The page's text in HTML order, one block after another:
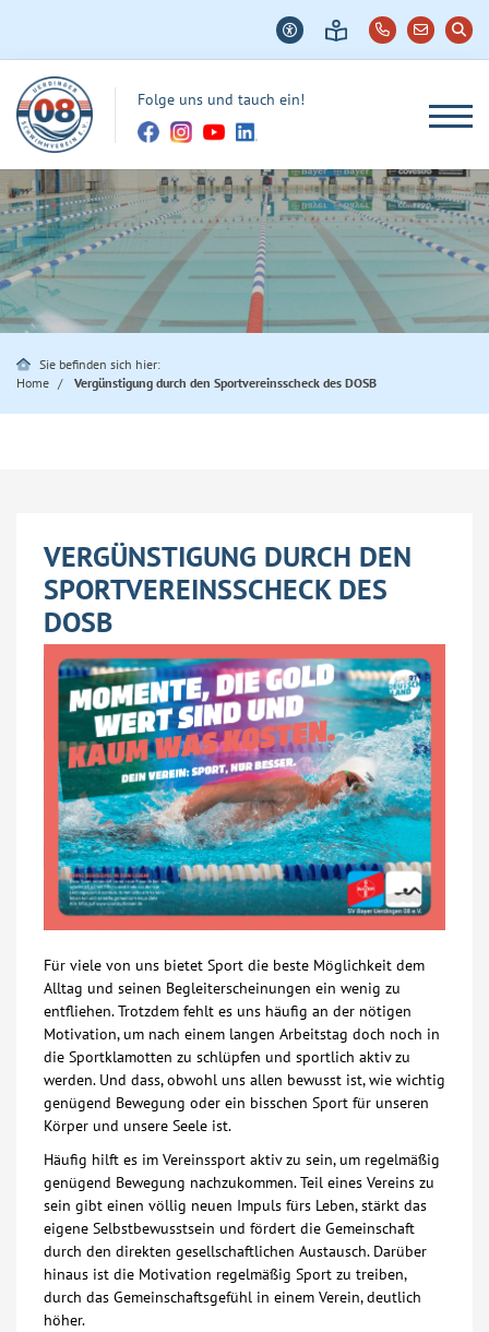
Folge uns und tauch ein!
Sie befinden sich hier:
Home
Vergünstigung durch den Sportvereinsscheck des DOSB
VERGÜNSTIGUNG DURCH DEN
SPORTVEREINSSCHECK DES
DOSB
Für viele von uns bietet Sport die beste Möglichkeit dem
Alltag und seinen Begleiterscheinungen ein wenig zu
entfliehen. Trotzdem fehlt es uns häufig an der nötigen
Motivation, um nach einem langen Arbeitstag doch noch in
die Sportklamotten zu schlüpfen und sportlich aktiv zu
werden. Und dass, obwohl uns allen bewusst ist, wie wichtig
genügend Bewegung oder ein bisschen Sport für unseren
Körper und unsere Seele ist.
Häufig hilft es im Vereinssport aktiv zu sein, um regelmäßig
genügend Bewegung nachzukommen. Teil eines Vereins zu
sein gibt einen völlig neuen Impuls fürs Leben, stärkt das
eigene Selbstbewusstsein und fördert die Gemeinschaft
durch den direkten gesellschaftlichen Austausch. Darüber
hinaus ist die Motivation regelmäßig Sport zu treiben,
durch das Gemeinschaftsgefühl in einem Verein, deutlich
höher.